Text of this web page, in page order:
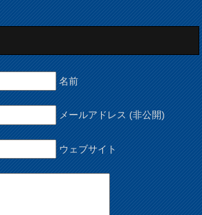
名前
メールアドレス (非公開)
ウェブサイト